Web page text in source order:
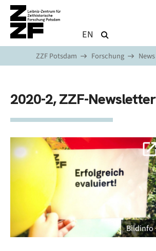
Direkt zum Inhalt
EN
ZZF Potsdam Forschung News
2020-2, ZZF-Newsletter
Bildinfo